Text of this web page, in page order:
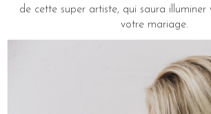
de cette super artiste, qui saura illuminer
votre mariage.